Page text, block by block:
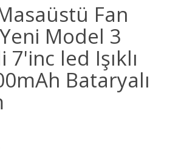
Fan
Model 3
7'inc led Işıklı
Bataryalı